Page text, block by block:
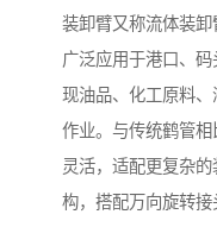
装卸臂又称流体装卸
广泛应用于港口、
现油品、化工原料
作业。与传统鹤管
灵活，适配更复杂
构，搭配万向旋转